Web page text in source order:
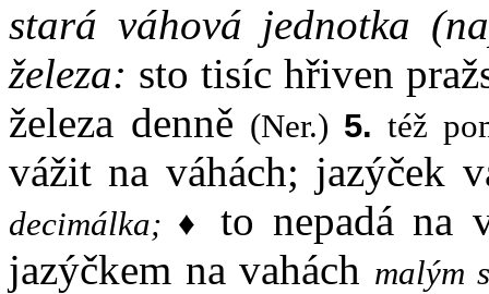
stará váhová jednotka
železa: sto tisíc hřiven
železa denně (Ner.) 5. též
vážit na váhách; jazýček
decimálka; ♦to nepadá na
jazýčkem na vahách malým